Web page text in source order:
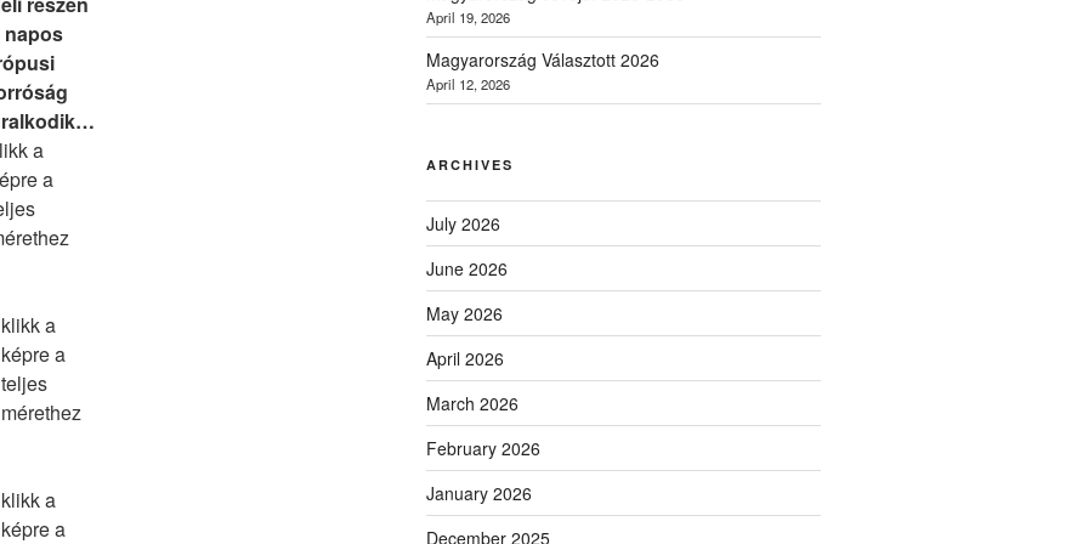
napos
a
a
klikk a
képre a
teljes
mérethez
klikk a
képre a
April 19, 2026
Magyarország Választott 2026
April 12, 2026
ARCHIVES
July 2026
June 2026
May 2026
April 2026
March 2026
February 2026
January 2026
December 2025